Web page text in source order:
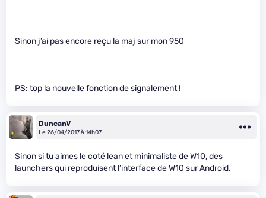
Sinon j’ai pas encore reçu la maj sur mon 950
PS: top la nouvelle fonction de signalement !
DuncanV
Le 26/04/2017 à 14h07
Sinon si tu aimes le coté lean et minimaliste de W10, des
launchers qui reproduisent l’interface de W10 sur Android.